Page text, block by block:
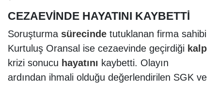
CEZAEVİNDE HAYATINI KAYBETTİ
Soruşturma sürecinde tutuklanan firma sahibi
Kurtuluş Oransal ise cezaevinde geçirdiği kalp
krizi sonucu hayatını kaybetti. Olayın
ardından ihmali olduğu değerlendirilen SGK ve